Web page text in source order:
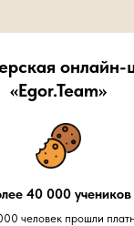
человек прошли
40 000 учеников
онлайн-
«Egor.Team»